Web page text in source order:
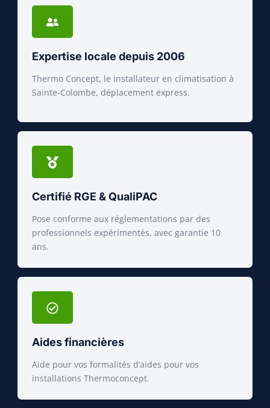
Expertise locale depuis 2006
Thermo Concept, le installateur en climatisation à
Sainte-Colombe, déplacement express.
Certifié RGE & QualiPAC
Pose conforme aux réglementations par des
professionnels expérimentés, avec garantie 10
ans.
Aides financières
Aide pour vos formalités d’aides pour vos
installations Thermoconcept.